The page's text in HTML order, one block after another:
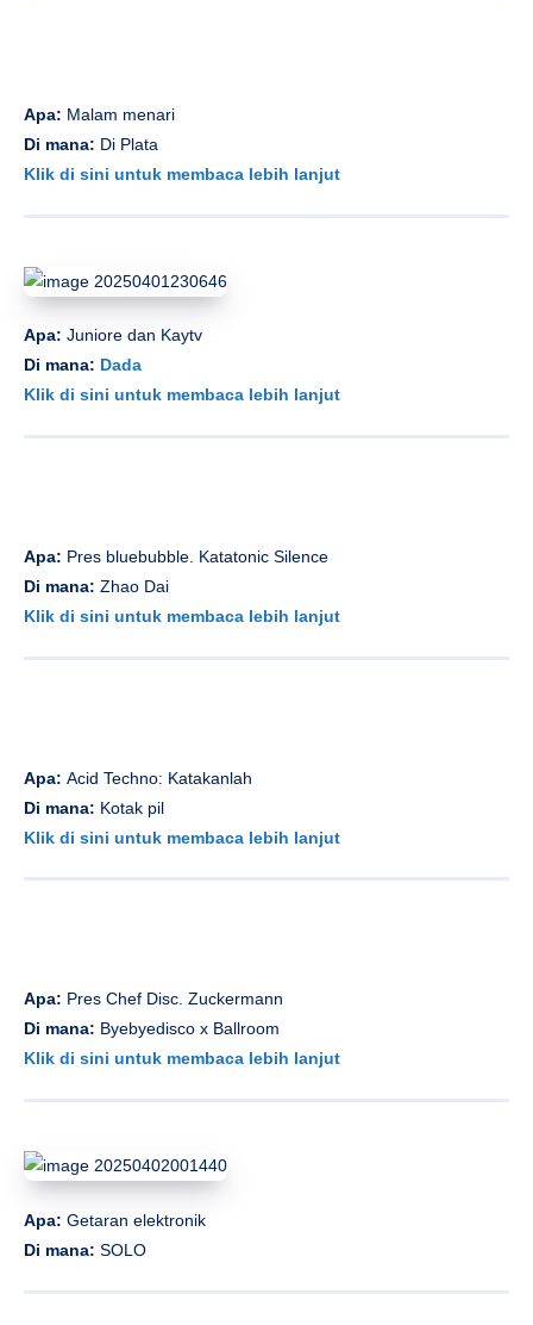
Apa: Malam menari
Di mana: Di Plata
Klik di sini untuk membaca lebih lanjut
Apa: Juniore dan Kaytv
Di mana: Dada
Klik di sini untuk membaca lebih lanjut
Apa: Pres bluebubble. Katatonic Silence
Di mana: Zhao Dai
Klik di sini untuk membaca lebih lanjut
Apa: Acid Techno: Katakanlah
Di mana: Kotak pil
Klik di sini untuk membaca lebih lanjut
Apa: Pres Chef Disc. Zuckermann
Di mana: Byebyedisco x Ballroom
Klik di sini untuk membaca lebih lanjut
Apa: Getaran elektronik
Di mana: SOLO